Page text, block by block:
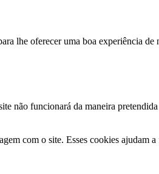
lhe oferecer uma boa experiência de
não funcionará da maneira pretendida
com o site. Esses cookies